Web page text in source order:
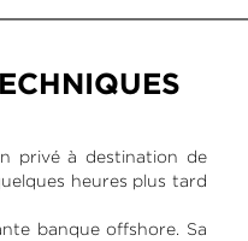
privé à destination de
heures plus tard
banque offshore. Sa